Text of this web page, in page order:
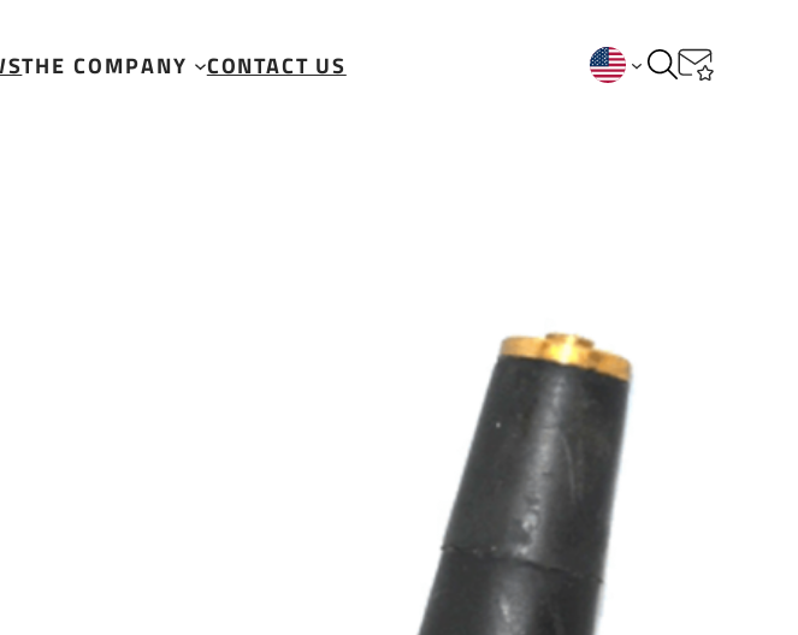
THE COMPANY CONTACT US